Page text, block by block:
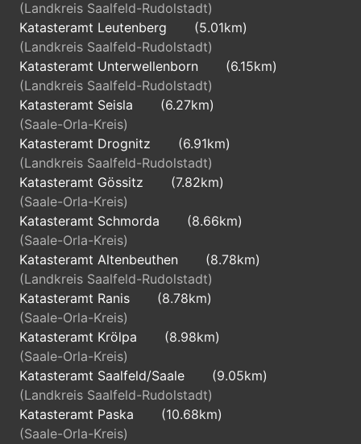
(Landkreis Saalfeld-Rudolstadt)
Katasteramt Leutenberg
(5.01km)
(Landkreis Saalfeld-Rudolstadt)
Katasteramt Unterwellenborn
(6.15km)
(Landkreis Saalfeld-Rudolstadt)
Katasteramt Seisla
(6.27km)
(Saale-Orla-Kreis)
Katasteramt Drognitz
(6.91km)
(Landkreis Saalfeld-Rudolstadt)
Katasteramt Gössitz
(7.82km)
(Saale-Orla-Kreis)
Katasteramt Schmorda
(8.66km)
(Saale-Orla-Kreis)
Katasteramt Altenbeuthen
(8.78km)
(Landkreis Saalfeld-Rudolstadt)
Katasteramt Ranis
(8.78km)
(Saale-Orla-Kreis)
Katasteramt Krölpa
(8.98km)
(Saale-Orla-Kreis)
Katasteramt Saalfeld/Saale
(9.05km)
(Landkreis Saalfeld-Rudolstadt)
Katasteramt Paska
(10.68km)
(Saale-Orla-Kreis)